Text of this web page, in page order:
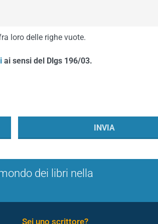
loro delle righe vuote.
ai sensi del Dlgs 196/03.
dei libri nella
Sei uno scrittore?